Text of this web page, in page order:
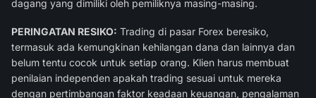
dagang yang dimiliki oleh pemiliknya masing-masing.
PERINGATAN RESIKO: Trading di pasar Forex beresiko,
termasuk ada kemungkinan kehilangan dana dan lainnya dan
belum tentu cocok untuk setiap orang. Klien harus membuat
penilaian independen apakah trading sesuai untuk mereka
dengan pertimbangan faktor keadaan keuangan, pengalaman